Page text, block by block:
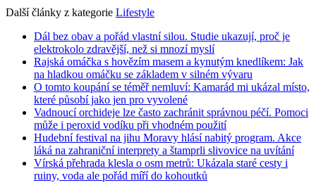
Další články z kategorie Lifestyle
Dál bez obav a pořád vlastní silou. Studie ukazují, proč je
elektrokolo zdravější, než si mnozí myslí
Rajská omáčka s hovězím masem a kynutým knedlíkem: Jak
na hladkou omáčku se základem v silném vývaru
O tomto koupání se téměř nemluví: Kamarád mi ukázal místo,
které působí jako jen pro vyvolené
Vadnoucí orchideje lze často zachránit správnou péčí. Pomoci
může i peroxid vodíku při vhodném použití
Hudební festival na jihu Moravy hlásí nabitý program. Akce
láká na zahraniční interprety a štamprli slivovice na uvítání
Vírská přehrada klesla o osm metrů: Ukázala staré cesty i
ruiny, voda ale pořád míří do kohoutků